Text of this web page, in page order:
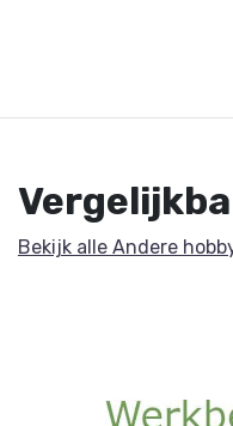
Bekijk alle Andere